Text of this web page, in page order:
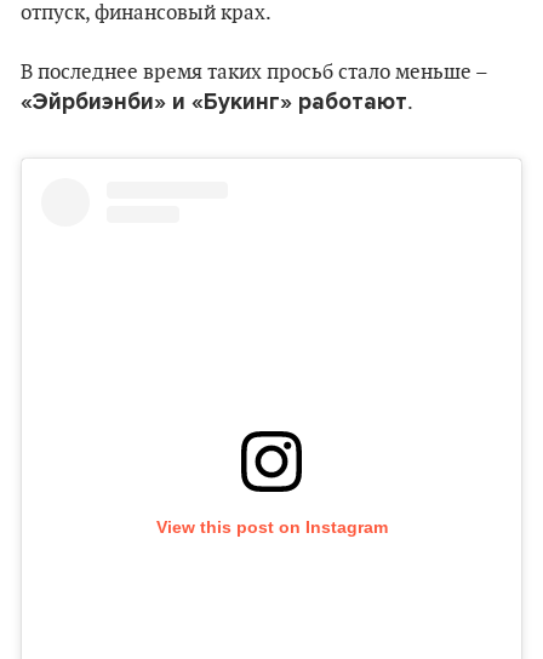
отпуск, финансовый крах.
В последнее время таких просьб стало меньше –
«Эйрбиэнби» и «Букинг» работают.
View this post on Instagram